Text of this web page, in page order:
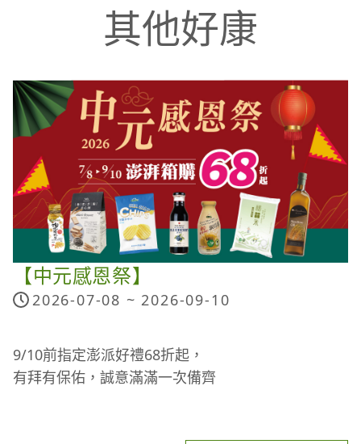
其他好康
【中元感恩祭】
2026-07-08 ~ 2026-09-10
9/10前指定澎派好禮68折起，
有拜有保佑，誠意滿滿一次備齊